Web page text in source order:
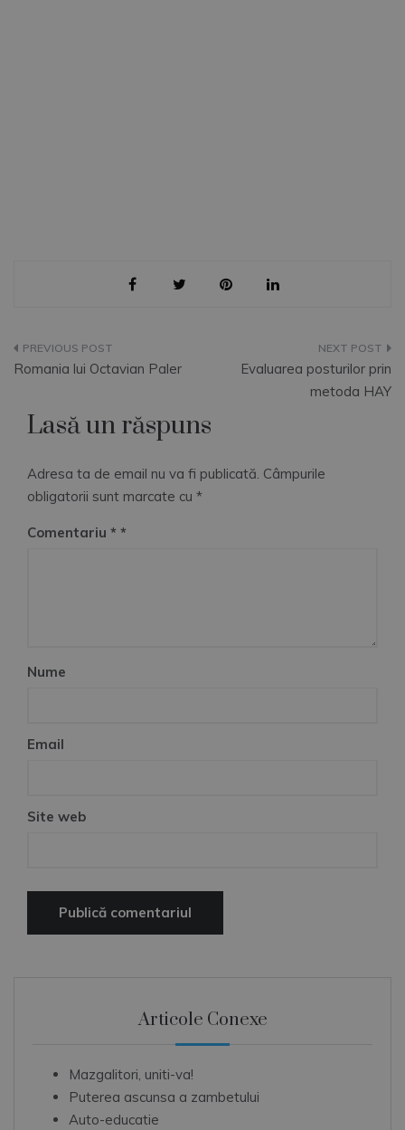
Navigare
articole
Romania lui Octavian Paler
Evaluarea posturilor prin
metoda HAY
Lasă un răspuns
Adresa ta de email nu va fi publicată. Câmpurile
obligatorii sunt marcate cu *
Comentariu *
Nume
Email
Site web
Articole Conexe
Mazgalitori, uniti-va!
Puterea ascunsa a zambetului
Auto-educatie